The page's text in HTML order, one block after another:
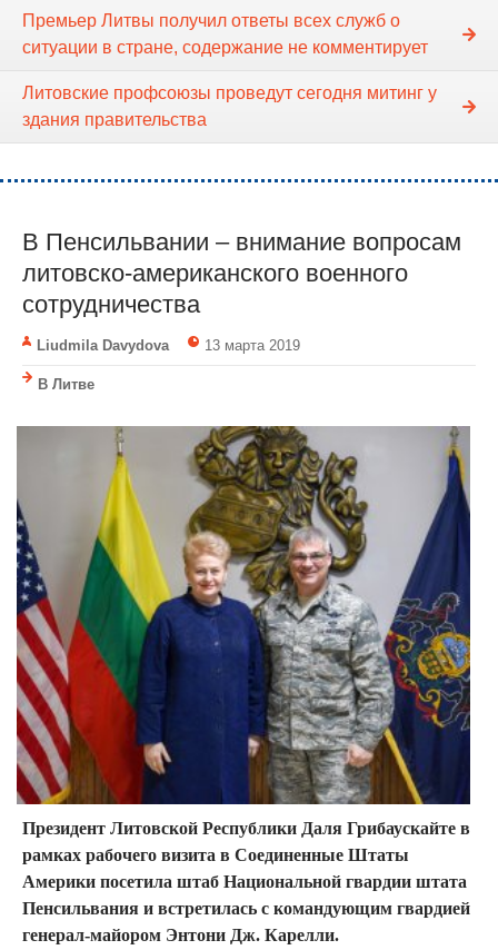
Премьер Литвы получил ответы всех служб о
ситуации в стране, содержание не комментирует
Литовские профсоюзы проведут сегодня митинг у
здания правительства
В Пенсильвании – внимание вопросам
литовско-американского военного
сотрудничества
Liudmila Davydova 13 марта 2019
В Литве
Президент Литовской Республики Даля Грибаускайте в
рамках рабочего визита в Соединенные Штаты
Америки посетила штаб Национальной гвардии штата
Пенсильвания и встретилась с командующим гвардией
генерал-майором Энтони Дж. Карелли.